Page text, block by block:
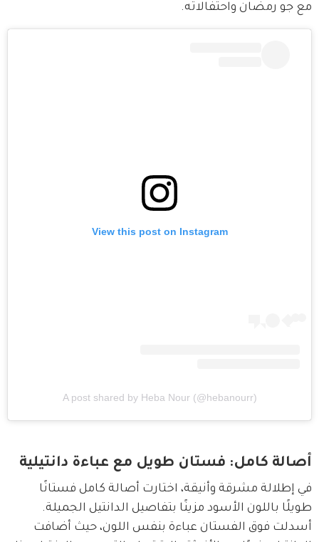
مع جو رمضان واحتفالاته.
View this post on Instagram
A post shared by Heba Nour (@hebanourr)
أصالة كامل: فستان طويل مع عباءة دانتيلية
في إطلالة مشرقة وأنيقة، اختارت أصالة كامل فستانًا
طويلًا باللون الأسود مزينًا بتفاصيل الدانتيل الجميلة.
أسدلت فوق الفستان عباءة بنفس اللون، حيث أضافت